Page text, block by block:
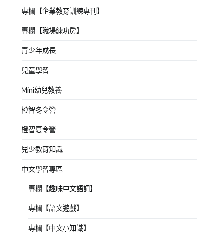
專欄【企業教育訓練專刊】
專欄【職場練功房】
青少年成長
兒童學習
Mini幼兒教養
橙智冬令營
橙智夏令營
兒少教育知識
中文學習專區
專欄【趣味中文語詞】
專欄【語文遊戲】
專欄【中文小知識】